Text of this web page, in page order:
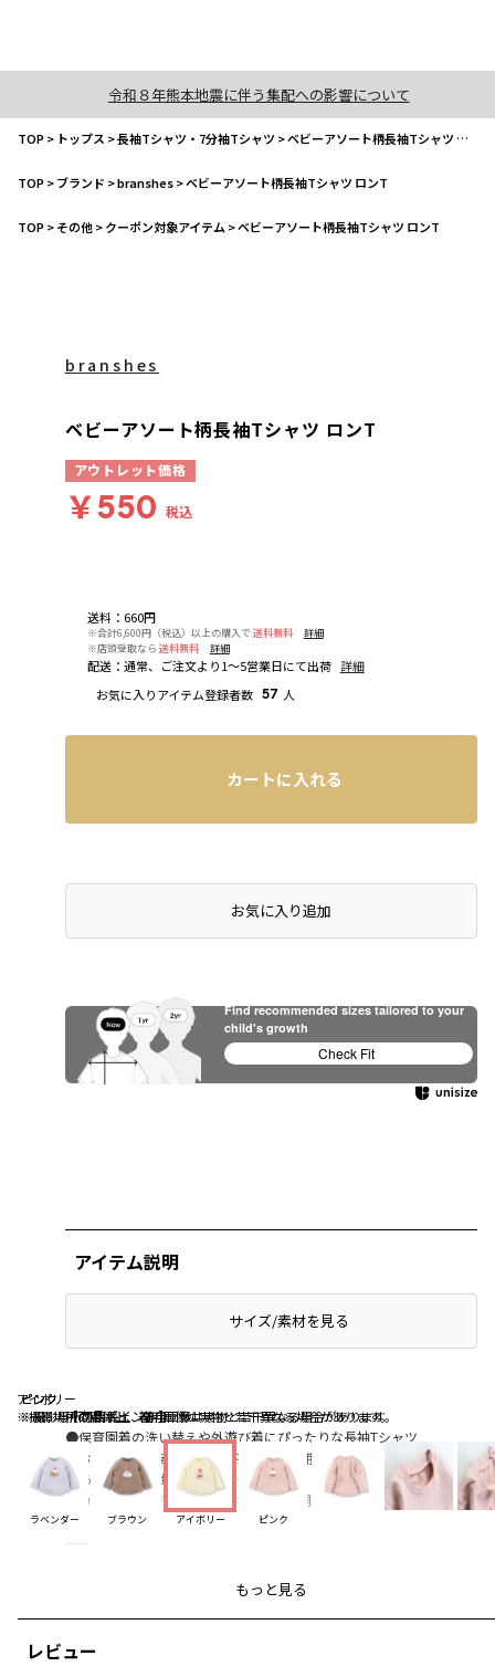
令和８年熊本地震に伴う集配への影響について
TOP> トップス >長袖Tシャツ・7分袖Tシャツ >ベビーアソート柄長袖Tシャツ ロンT
TOP>ブランド >branshes>ベビーアソート柄長袖Tシャツ ロンT
TOP>その他>クーポン対象アイテム >ベビーアソート柄長袖Tシャツ ロンT
アイボリー
※撮影場所の関係上、着用画像は実物と若干異なる場合があります。
ピンク
※撮影場所の関係上、着用画像は実物と若干異なる場合があります。
ピンク
ラベンダー ブラウン アイボリー ピンク
レビュー
送料： 660円
※合計6,600円（税込）以上の購入で 送料無料
詳細
※店頭受取なら 送料無料 詳細
配送： 通常、ご注文より1～5営業日にて出荷 詳細
お気に入りアイテム登録者数 57 人
branshes
ベビーアソート柄長袖Tシャツ ロンT
アウトレット価格
￥550 税込
カートに入れる
お気に入り追加
アイテム説明
サイズ/素材を見る
【商品ポイント】
●保育園着の洗い替えや外遊び着にぴったりな長袖Tシャツ
●お子様の肌に安心の綿100％生地を使用
●あると嬉しいお名前ネーム付き
●カップケーキ柄とプードル柄の2柄展開です
-----
90cmは一部店舗と公式通販での限定販売になります。
もっと見る
Find recommended sizes tailored to your
child's growth
Check Fit